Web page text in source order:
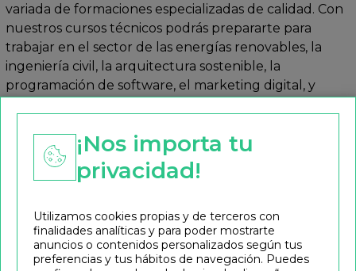
variada de formaciones especializadas de calidad. Con
nuestros cursos técnicos podrás prepararte para
trabajar en el sector de las energías renovables, la
ingeniería civil, la arquitectura sostenible, la
programación de software, el marketing digital, y
Te ayudamos a encontrar el curso perfecto, sea cual
sea tu vocación. Para ello, ponemos a tu disposición
nuestra experiencia y te informaremos de cuáles son
técnicos. ¡Solicita más información!
¡Nos importa tu
privacidad!
Utilizamos cookies propias y de terceros con
finalidades analíticas y para poder mostrarte
anuncios o contenidos personalizados según tus
preferencias y tus hábitos de navegación. Puedes